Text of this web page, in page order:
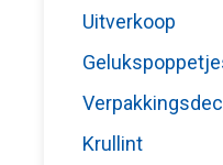
Uitverkoop
Krullint